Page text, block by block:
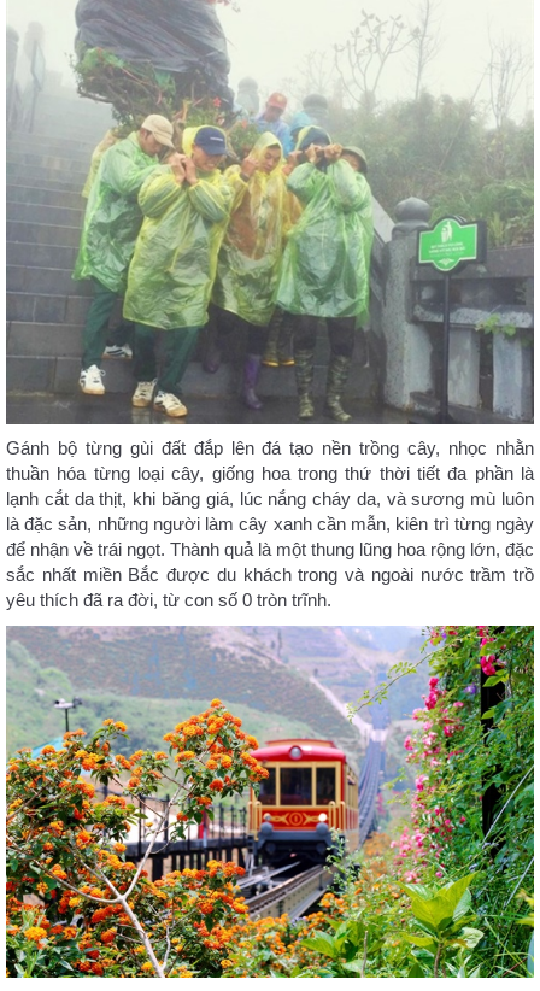
Gánh bộ từng gùi đất đắp lên đá tạo nền trồng cây, nhọc nhằn
thuần hóa từng loại cây, giống hoa trong thứ thời tiết đa phần là
lạnh cắt da thịt, khi băng giá, lúc nắng cháy da, và sương mù luôn
là đặc sản, những người làm cây xanh cần mẫn, kiên trì từng ngày
để nhận về trái ngọt. Thành quả là một thung lũng hoa rộng lớn, đặc
sắc nhất miền Bắc được du khách trong và ngoài nước trầm trồ
yêu thích đã ra đời, từ con số 0 tròn trĩnh.